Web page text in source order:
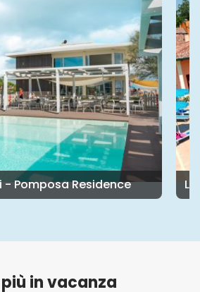
Lido delle Nazioni - Airone Bianco Residence Village
in vacanza